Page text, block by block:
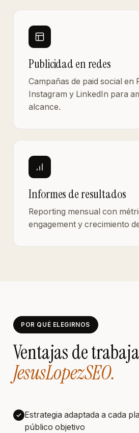
Publicidad en redes
Campañas de paid social en
Instagram y LinkedIn para
alcance.
Informes de resultados
Reporting mensual con
engagement y crecimiento
POR QUÉ ELEGIRNOS
Ventajas de
JesusLopezSEO.
Estrategia adaptada a cada
público objetivo